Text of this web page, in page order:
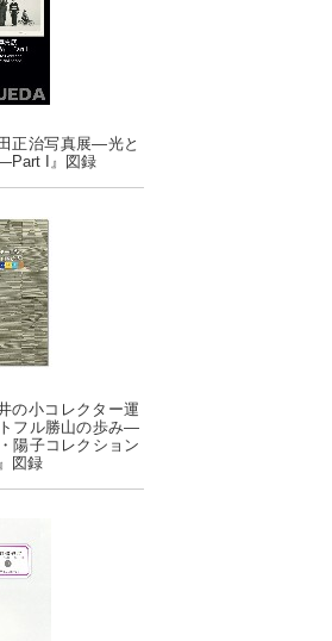
正治写真展―光と
I』図録
の小コレクター運
フル勝山の歩み―
陽子コレクション
図録